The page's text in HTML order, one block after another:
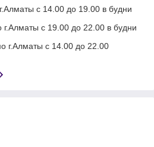
с 14.00 до 19.00 в будни
г.Алматы с 19.00 до 22.00 в будни
г.Алматы с 14.00 до 22.00